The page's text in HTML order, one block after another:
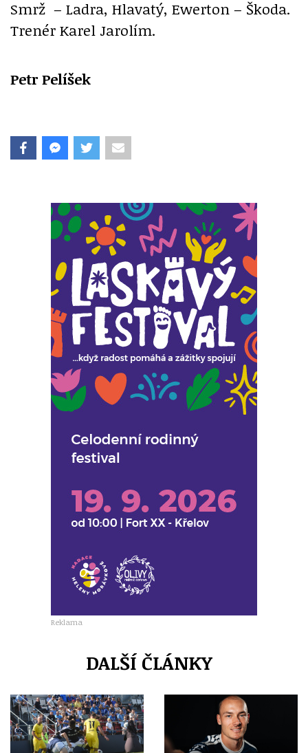
Smrž – Ladra, Hlavatý, Ewerton – Škoda.
Trenér Karel Jarolím.
Petr Pelíšek
Reklama
DALŠÍ ČLÁNKY